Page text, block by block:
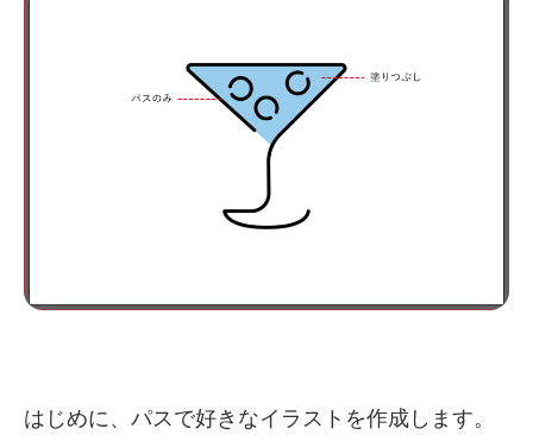
はじめに、パスで好きなイラストを作成します。